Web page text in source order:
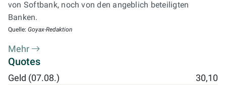
von Softbank, noch von den angeblich beteiligten
Banken.
Quelle: Goyax-Redaktion
Mehr
Quotes
Geld (07.08.)
30,10